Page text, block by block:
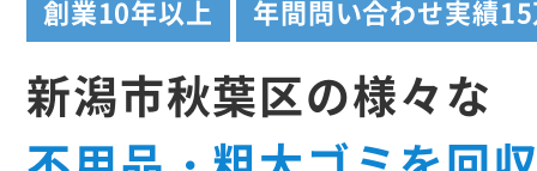
創業10年以上 年間問い合わせ実績
新潟市秋葉区の様々な